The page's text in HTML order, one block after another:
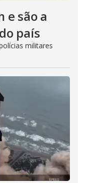
e são a
país
militares